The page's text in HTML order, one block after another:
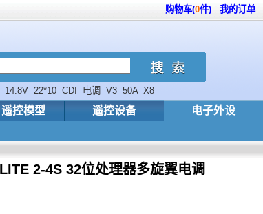
14.8V 22*10 CDI 电调 V3 50A X8
遥控模型 遥控设备 电子外设
购物车(0件) 我的订单
2-4S 32位处理器多旋翼电调